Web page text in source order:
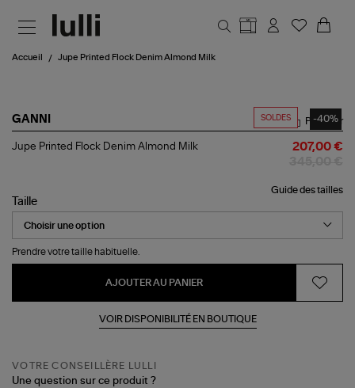
Accueil Jupe Printed Flock Denim Almond Milk
SOLDES -40%
GANNI
Jupe
Almond
Milk
Partager
Jupe Printed Flock Denim Almond Milk 207,00 €
Guide des tailles
Taille
Prendre votre taille habituelle.
AJOUTER AU PANIER
VOIR DISPONIBILITÉ EN BOUTIQUE
VOTRE CONSEILLÈRE LULLI
Une question sur ce produit ?